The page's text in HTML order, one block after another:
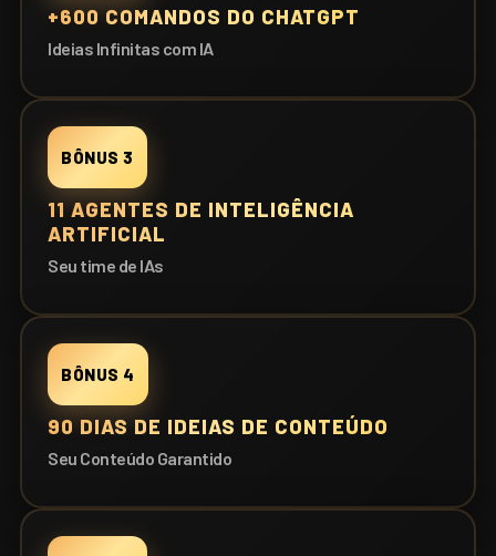
+600 COMANDOS DO CHATGPT
Ideias Infinitas com IA
BÔNUS 3
11 AGENTES DE INTELIGÊNCIA
ARTIFICIAL
Seu time de IAs
BÔNUS 4
90 DIAS DE IDEIAS DE CONTEÚDO
Seu Conteúdo Garantido